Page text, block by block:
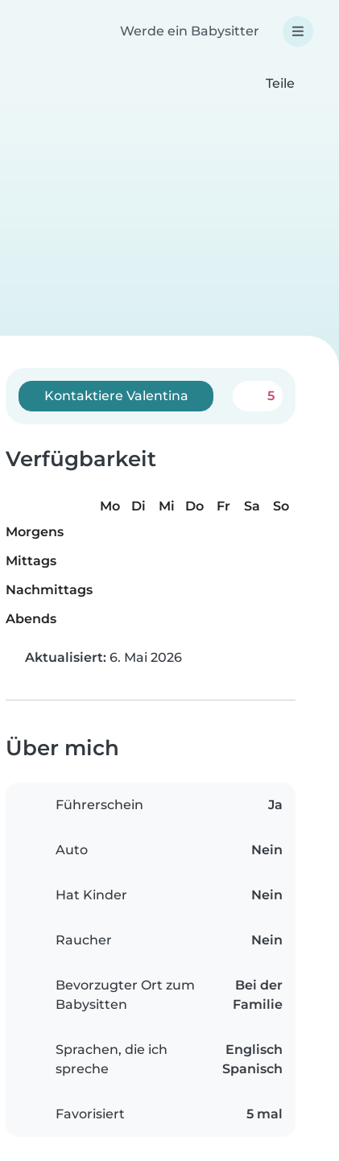
Werde ein Babysitter
Teile
Kontaktiere Valentina 5
Verfügbarkeit
Mo Di Mi Do Fr Sa
So
Morgens
Mittags
Nachmittags
Abends
Aktualisiert: 6. Mai 2026
Über mich
Führerschein Ja
Auto Nein
Hat Kinder Nein
Raucher Nein
Bevorzugter Ort zum
Babysitten
Bei der
Familie
Sprachen, die ich
spreche
Englisch
Spanisch
Favorisiert 5 mal